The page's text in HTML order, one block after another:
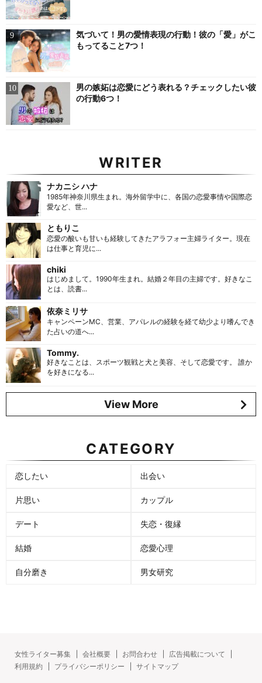
気づいて！男の愛情表現の行動！彼の「愛」がこ
もってること7つ！
男の嫉妬は恋愛にどう表れる？チェックしたい彼
の行動6つ！
WRITER
ナカニシ ハナ
1985年神奈川県生まれ。海外留学中に、各国の恋愛事情や国際恋
愛など、世...
ともりこ
恋愛の酸いも甘いも経験してきたアラフォー主婦ライター。現在
は仕事と育児に...
chiki
はじめまして。1990年生まれ。結婚２年目の主婦です。好きなこ
とは、読書...
依奈ミリサ
キャンペーンMC、営業、アパレルの経験を経て幼少より嗜んでき
た占いの道へ...
Tommy.
好きなことは、スポーツ観戦と犬と美容、そして恋愛です。 誰か
を好きになる...
View More
CATEGORY
恋したい 出会い
片思い カップル
デート 失恋・復縁
結婚 恋愛心理
自分磨き 男女研究
女性ライター募集 会社概要 お問合わせ
広告掲載について
利用規約
プライバシーポリシー サイトマップ